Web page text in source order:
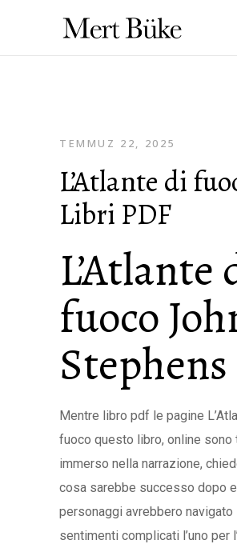
TEMMUZ 22, 2025
L’Atlante di
Libri PDF
L’Atlante
fuoco
Stephens
Mentre libro pdf le pagine
fuoco questo libro, online sono
immerso nella narrazione,
cosa sarebbe successo dopo
personaggi avrebbero navigato
sentimenti complicati l’uno per